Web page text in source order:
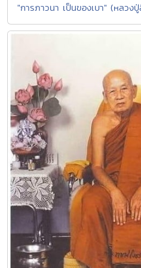
"การภาวนา เป็นของเบา" (หลวง